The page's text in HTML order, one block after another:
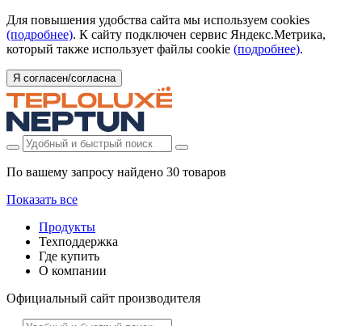
Для повышения удобства сайта мы используем cookies
(подробнее). К сайту подключен сервис Яндекс.Метрика,
который также использует файлы cookie (подробнее).
Я согласен/согласна
По вашему запросу найдено 30 товаров
Показать все
Продукты
Техподдержка
Где купить
О компании
Официальный сайт производителя